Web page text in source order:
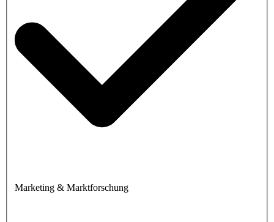
Marketing & Marktforschung